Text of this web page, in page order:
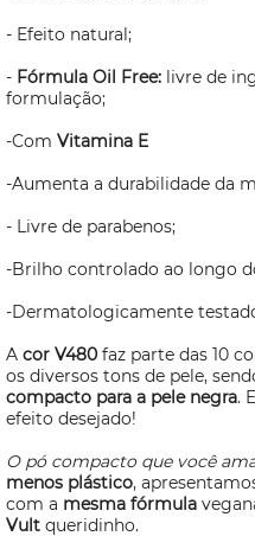
- Efeito natural;
- Fórmula Oil Free: livre de
formulação;
-Com Vitamina E
-Aumenta a durabilidade da
- Livre de parabenos;
-Brilho controlado ao longo
-Dermatologicamente
A cor V480 faz parte das 10
os diversos tons de pele,
compacto para a pele negra.
efeito desejado!
O pó compacto que você
menos plástico,
com a mesma fórmula
Vult queridinho.